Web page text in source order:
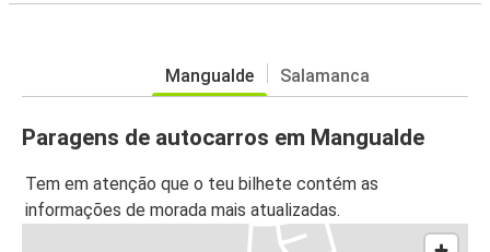
Mangualde Salamanca
Paragens de autocarros em Mangualde
Tem em atenção que o teu bilhete contém as
informações de morada mais atualizadas.